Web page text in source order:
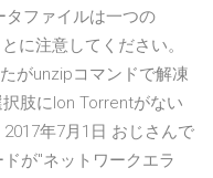
タファイルは一つの
に注意してください。
がunzipコマンドで解凍
肢にIon Torrentがない
年7月1日 おじさんで
が"ネットワークエラ